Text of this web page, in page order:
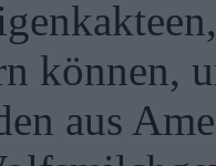
können,
aus